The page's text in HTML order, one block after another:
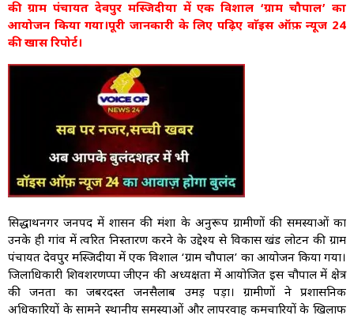
की ग्राम पंचायत देवपुर मस्जिदीया में एक विशाल ‘ग्राम चौपाल’ का
आयोजन किया गया।पूरी जानकारी के लिए पढ़िए वाॅइस ऑफ़ न्यूज 24
की खास रिपोर्ट।
सिद्धार्थनगर जनपद में शासन की मंशा के अनुरूप ग्रामीणों की समस्याओं का
उनके ही गांव में त्वरित निस्तारण करने के उद्देश्य से विकास खंड लोटन की ग्राम
पंचायत देवपुर मस्जिदीया में एक विशाल ‘ग्राम चौपाल’ का आयोजन किया गया।
जिलाधिकारी शिवशरणप्पा जीएन की अध्यक्षता में आयोजित इस चौपाल में क्षेत्र
की जनता का जबरदस्त जनसैलाब उमड़ पड़ा। ग्रामीणों ने प्रशासनिक
अधिकारियों के सामने स्थानीय समस्याओं और लापरवाह कर्मचारियों के खिलाफ